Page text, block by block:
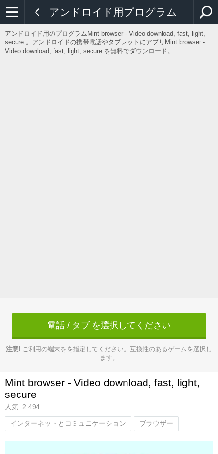
アンドロイド用プログラム
アンドロイド用のプログラムMint browser - Video download, fast, light,
secure 。アンドロイドの携帯電話やタブレットにアプリMint browser -
Video download, fast, light, secure を無料でダウンロード。
電話 / タブ を選択してください
注意! ご利用の端末をを指定してください。互換性のあるゲームを選択し
ます。
Mint browser - Video download, fast, light,
secure
人気: 2 494
インターネットとコミュニケーション ブラウザー